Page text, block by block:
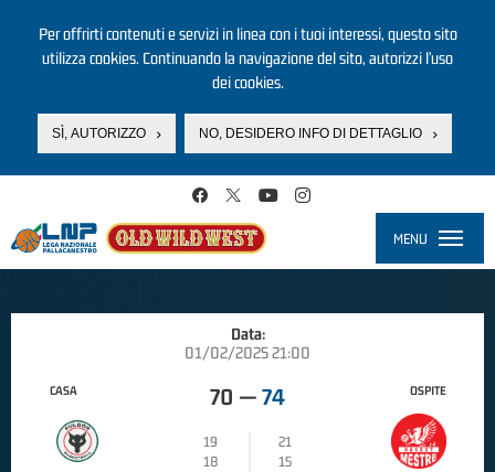
Per offrirti contenuti e servizi in linea con i tuoi interessi, questo sito
utilizza cookies. Continuando la navigazione del sito, autorizzi l’uso
dei cookies.
SÌ, AUTORIZZO NO, DESIDERO INFO DI DETTAGLIO
MENU
Data:
01/02/2025 21:00
CASA 70 — 74
19
21
18
15
OSPITE